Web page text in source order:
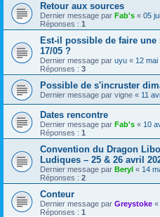
Retour aux sources
Dernier message par Fab's « 05
Réponses : 1
Est-il possible de faire une
17/05 ?
Dernier message par uyu « 12
Réponses : 3
Possible de s'incruster
Dernier message par vigne « 11
Dates rencontre
Dernier message par Fab's « 10
Réponses : 1
Convention du Dragon
Ludiques – 25 & 26 avril
Dernier message par Beryl « 14
Réponses : 2
Conteur
Dernier message par Greystoke «
Réponses : 1